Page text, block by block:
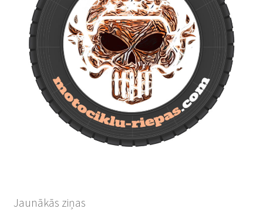
Jaunākās ziņas